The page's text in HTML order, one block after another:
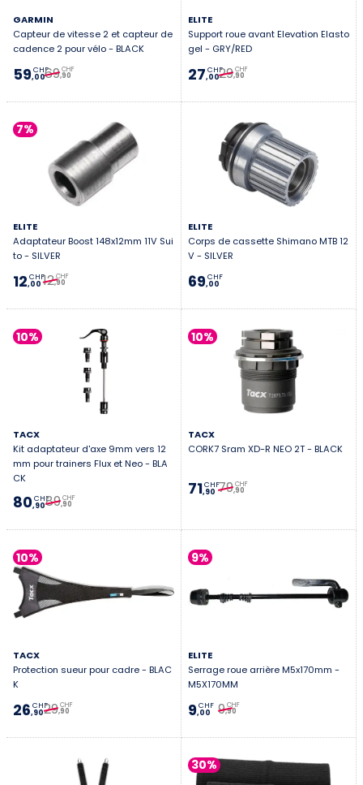
GARMIN
Capteur de vitesse 2 et capteur de
cadence 2 pour vélo - BLACK
59,00
CHF69,90
CHF
ELITE
Support roue avant Elevation Elasto
gel - GRY/RED
27,00
CHF29,90
CHF
7%
ELITE
Adaptateur Boost 148x12mm 11V Sui
to - SILVER
12,00
CHF12,90
CHF
ELITE
Corps de cassette Shimano MTB 12
V - SILVER
69,00
CHF
10%
TACX
Kit adaptateur d'axe 9mm vers 12
mm pour trainers Flux et Neo - BLA
CK
80,90
CHF89,90
CHF
10%
TACX
CORK7 Sram XD-R NEO 2T - BLACK
71,90
CHF79,90
CHF
10%
TACX
Protection sueur pour cadre - BLAC
K
26,90
CHF29,90
CHF
9%
ELITE
Serrage roue arrière M5x170mm -
M5X170MM
9,00
CHF 9,90
CHF
30%